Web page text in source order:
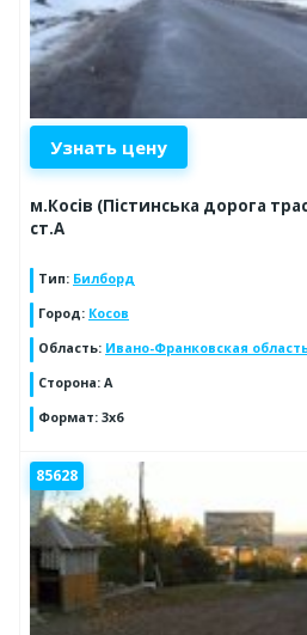
Узнать цену
м.Косів (Пістинська дорога
ст.А
Тип: Билборд
Город: Косов
Область: Ивано-Франковская
Сторона: А
Формат: 3x6
85628